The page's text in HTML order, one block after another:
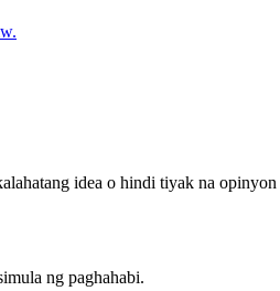
idea o hindi tiyak na opinyon
ng paghahabi.